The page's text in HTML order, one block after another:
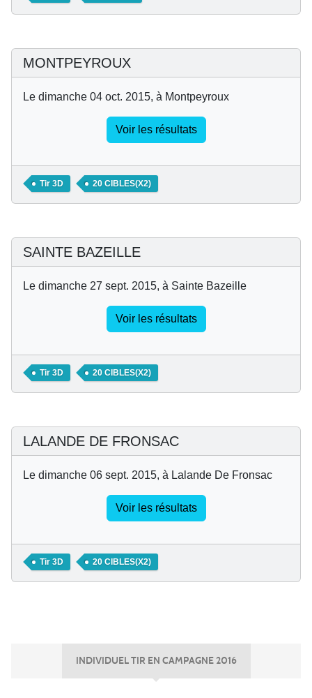
MONTPEYROUX
Le dimanche 04 oct. 2015, à Montpeyroux
Voir les résultats
Tir 3D 20 CIBLES(X2)
SAINTE BAZEILLE
Le dimanche 27 sept. 2015, à Sainte Bazeille
Voir les résultats
Tir 3D 20 CIBLES(X2)
LALANDE DE FRONSAC
Le dimanche 06 sept. 2015, à Lalande De Fronsac
Voir les résultats
Tir 3D 20 CIBLES(X2)
INDIVIDUEL TIR EN CAMPAGNE 2016